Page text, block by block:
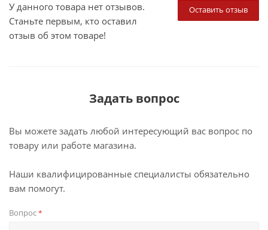
Оставить отзыв
У данного товара нет отзывов.
Станьте первым, кто оставил
отзыв об этом товаре!
Задать вопрос
Вы можете задать любой интересующий вас вопрос по
товару или работе магазина.
Наши квалифицированные специалисты обязательно
вам помогут.
Вопрос*